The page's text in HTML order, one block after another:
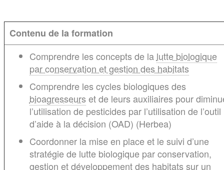
Contenu de la formation
Comprendre les concepts de la lutte biologique
par conservation et gestion des habitats
Comprendre les cycles biologiques des
bioagresseurs et de leurs auxiliaires pour
l’utilisation de pesticides par l’utilisation de l’outil
d’aide à la décision (OAD) (Herbea)
Coordonner la mise en place et le suivi d’une
stratégie de lutte biologique par conservation,
gestion et développement des habitats sur un